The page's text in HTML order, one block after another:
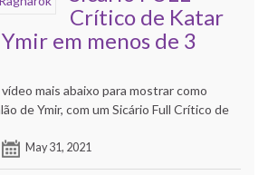
Crítico de Katar
em menos de 3
mais abaixo para mostrar como
de Ymir, com um Sicário Full Crítico de
May 31, 2021